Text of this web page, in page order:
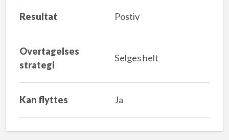
Resultat Postiv
Overtagelses
strategi
Selges helt
Kan flyttes Ja